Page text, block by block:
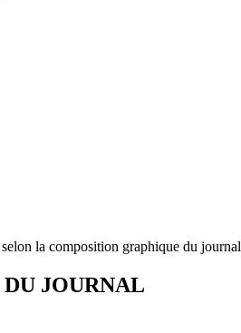
la composition graphique du journal
JOURNAL